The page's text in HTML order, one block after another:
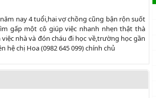
nay 4 tuổi,hai vợ chồng cũng bận rộn suốt
gấp một cô giúp việc nhanh nhẹn thật thà
nhà và đón cháu đi học về,trường học gần
chị Hoa (0982 645 099) chính chủ